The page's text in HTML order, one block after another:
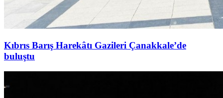
Kıbrıs Barış Harekâtı Gazileri Çanakkale’de
buluştu